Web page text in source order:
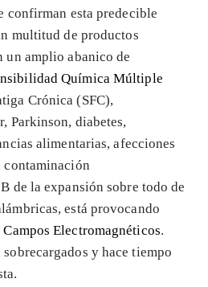
confirman esta predecible
multitud de productos
amplio abanico de
Química Múltiple
Crónica (SFC),
Parkinson, diabetes,
alimentarias, afecciones
contaminación
de la expansión sobre todo de
está provocando
Electromagnéticos.
y hace tiempo